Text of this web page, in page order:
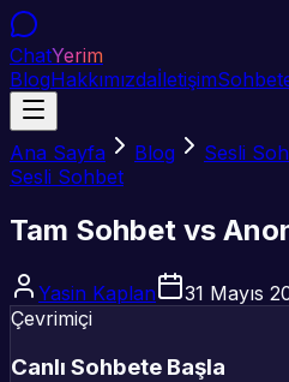
ChatYerim
BlogHakkımızdaİletişim
Ana Sayfa Blog
Sesli
Sesli Sohbet
Tam Sohbet vs
Yasin Kaplan 31 Mayıs
Çevrimiçi
Canlı Sohbete Başla